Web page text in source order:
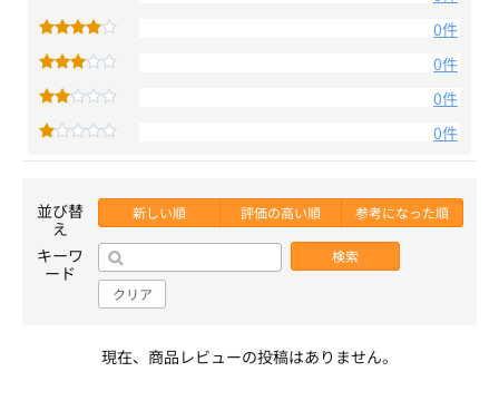
0件
0件
0件
0件
並び替
え
新しい順 評価の高い順 参考になった順
キーワ
ード
検索
クリア
現在、商品レビューの投稿はありません。